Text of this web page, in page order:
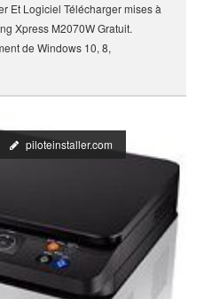
Et Logiciel Télécharger mises à
Xpress M2070W Gratuit.
de Windows 10, 8,
piloteinstaller.com